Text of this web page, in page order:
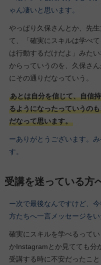
ゃん凄いと思います。
やっぱり久保さんとか、先
て、「確実にスキルは学べ
は行動するだけだよ」みた
からっていうのを、久保さ
にその通りだなっていう。
あとは自分を信じて、自信
るようになったっていうの
だなって思います。
ーありがとうございます。
す。
受講を迷っている方
ー次で最後なんですけど、
方たちへ一言メッセージを
確実にスキルを学べるって
かInstagramとか見てても分
受講する時に不安だったこ